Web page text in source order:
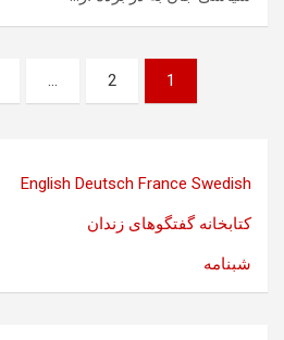
صفحه‌بندی
نوشته‌ها
1
2
…
English Deutsch France Swedish
کتابخانه گفتگوهای زندان
شبنامه